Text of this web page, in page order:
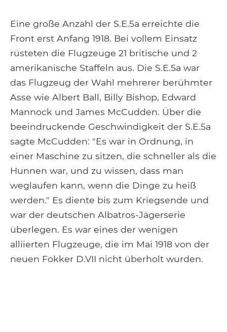
Eine große Anzahl der S.E.5a erreichte die
Front erst Anfang 1918. Bei vollem Einsatz
rüsteten die Flugzeuge 21 britische und 2
amerikanische Staffeln aus. Die S.E.5a war
das Flugzeug der Wahl mehrerer berühmter
Asse wie Albert Ball, Billy Bishop, Edward
Mannock und James McCudden. Über die
beeindruckende Geschwindigkeit der S.E.5a
sagte McCudden: "Es war in Ordnung, in
einer Maschine zu sitzen, die schneller als die
Hunnen war, und zu wissen, dass man
weglaufen kann, wenn die Dinge zu heiß
werden." Es diente bis zum Kriegsende und
war der deutschen Albatros-Jägerserie
überlegen. Es war eines der wenigen
alliierten Flugzeuge, die im Mai 1918 von der
neuen Fokker D.VII nicht überholt wurden.